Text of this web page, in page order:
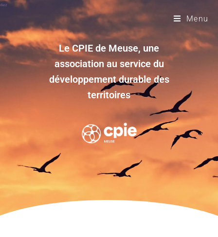
Menu
Le CPIE de Meuse, une
association au service du
développement durable des
territoires